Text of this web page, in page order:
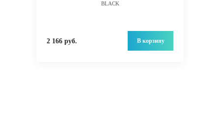
BLACK
2 166 руб. В корзину